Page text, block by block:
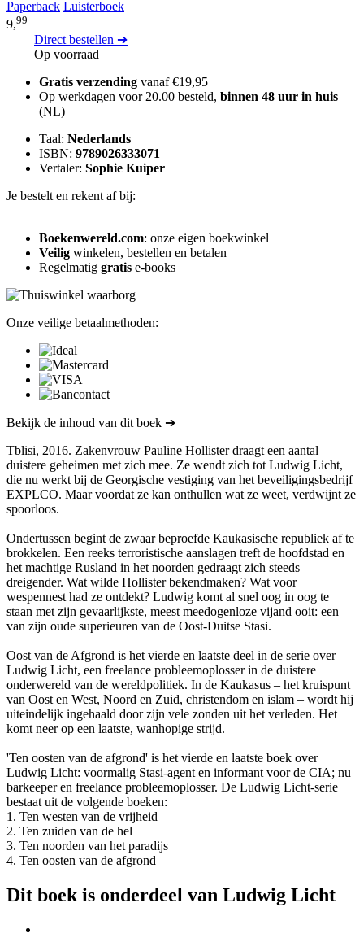
Paperback Luisterboek
9,99
Direct bestellen ➔
Op voorraad
Gratis verzending vanaf €19,95
Op werkdagen voor 20.00 besteld, binnen 48 uur in huis
(NL)
Taal: Nederlands
ISBN: 9789026333071
Vertaler: Sophie Kuiper
Je bestelt en rekent af bij:
Boekenwereld.com: onze eigen boekwinkel
Veilig winkelen, bestellen en betalen
Regelmatig gratis e-books
Onze veilige betaalmethoden:
Bekijk de inhoud van dit boek ➔
Tblisi, 2016. Zakenvrouw Pauline Hollister draagt een aantal
duistere geheimen met zich mee. Ze wendt zich tot Ludwig Licht,
die nu werkt bij de Georgische vestiging van het beveiligingsbedrijf
EXPLCO. Maar voordat ze kan onthullen wat ze weet, verdwijnt ze
spoorloos.
Ondertussen begint de zwaar beproefde Kaukasische republiek af te
brokkelen. Een reeks terroristische aanslagen treft de hoofdstad en
het machtige Rusland in het noorden gedraagt ​​zich steeds
dreigender. Wat wilde Hollister bekendmaken? Wat voor
wespennest had ze ontdekt? Ludwig komt al snel oog in oog te
staan ​​met zijn gevaarlijkste, meest meedogenloze vijand ooit: een
van zijn oude superieuren van de Oost-Duitse Stasi.
Oost van de Afgrond is het vierde en laatste deel in de serie over
Ludwig Licht, een freelance probleemoplosser in de duistere
onderwereld van de wereldpolitiek. In de Kaukasus – het kruispunt
van Oost en West, Noord en Zuid, christendom en islam – wordt hij
uiteindelijk ingehaald door zijn vele zonden uit het verleden. Het
komt neer op een laatste, wanhopige strijd.
'Ten oosten van de afgrond' is het vierde en laatste boek over
Ludwig Licht: voormalig Stasi-agent en informant voor de CIA; nu
barkeeper en freelance probleemoplosser. De Ludwig Licht-serie
bestaat uit de volgende boeken:
1. Ten westen van de vrijheid
2. Ten zuiden van de hel
3. Ten noorden van het paradijs
4. Ten oosten van de afgrond
Dit boek is onderdeel van Ludwig Licht